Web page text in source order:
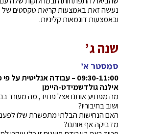
נעשה זאת באמצעות קריאת טקסטים של
ובאמצעות דוגמאות קליניות.
שנה ג’
סמסטר א’
09:30-11:00 –
עבודה אנליטית על פי
אילנה גולדשמידט-היימן
מה מפתיע אותנו אצל פרויד, מה מעורר
ושוב בחיבוריו?
האם הנחישות הבלתי מתפשרת שלו
מדביקה אף אותנו?